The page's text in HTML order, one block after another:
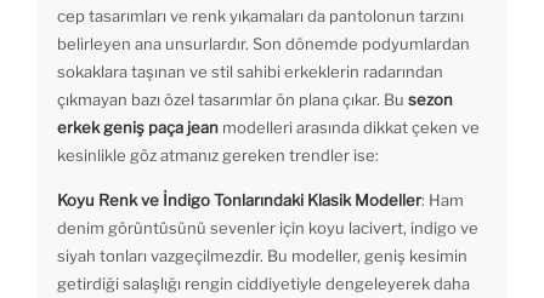
cep tasarımları ve renk yıkamaları da pantolonun tarzını
belirleyen ana unsurlardır. Son dönemde podyumlardan
sokaklara taşınan ve stil sahibi erkeklerin radarından
çıkmayan bazı özel tasarımlar ön plana çıkar. Bu sezon
erkek geniş paça jean modelleri arasında dikkat çeken ve
kesinlikle göz atmanız gereken trendler ise:
Koyu Renk ve İndigo Tonlarındaki Klasik Modeller: Ham
denim görüntüsünü sevenler için koyu lacivert, indigo ve
siyah tonları vazgeçilmezdir. Bu modeller, geniş kesimin
getirdiği salaşlığı rengin ciddiyetiyle dengeleyerek daha